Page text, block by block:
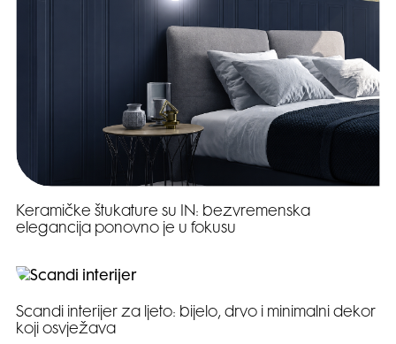
Keramičke štukature su IN: bezvremenska
elegancija ponovno je u fokusu
Scandi interijer za ljeto: bijelo, drvo i minimalni dekor
koji osvježava